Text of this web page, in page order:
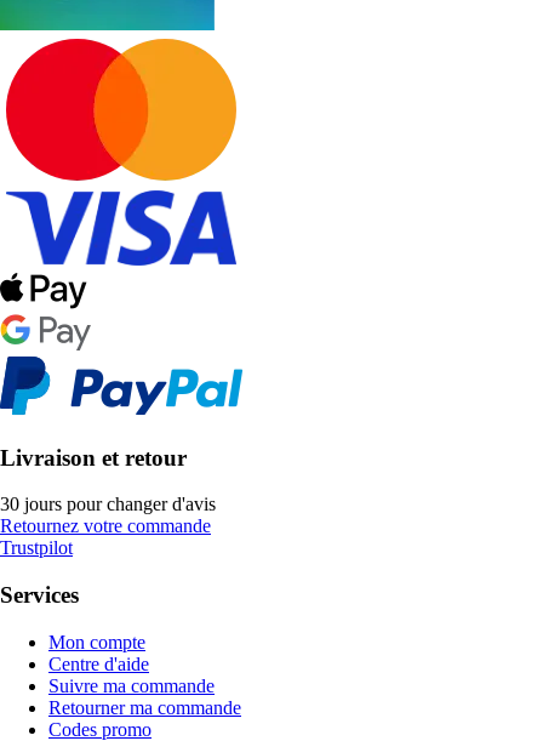
Livraison et retour
30 jours pour changer d'avis
Retournez votre commande
Trustpilot
Services
Mon compte
Centre d'aide
Suivre ma commande
Retourner ma commande
Codes promo